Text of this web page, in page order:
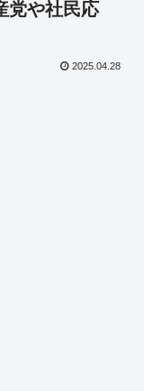
党や社民応
2025.04.28